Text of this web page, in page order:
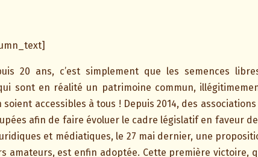
20 ans, c’est simplement que les semences
sont en réalité un patrimoine commun,
accessibles à tous ! Depuis 2014, des
afin de faire évoluer le cadre législatif en faveur
et médiatiques, le 27 mai dernier, une
amateurs, est enfin adoptée. Cette première victoire,